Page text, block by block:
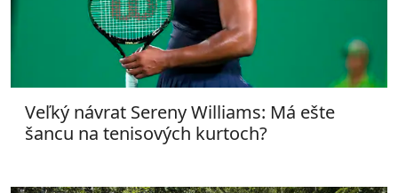
Veľký návrat Sereny Williams: Má ešte
šancu na tenisových kurtoch?